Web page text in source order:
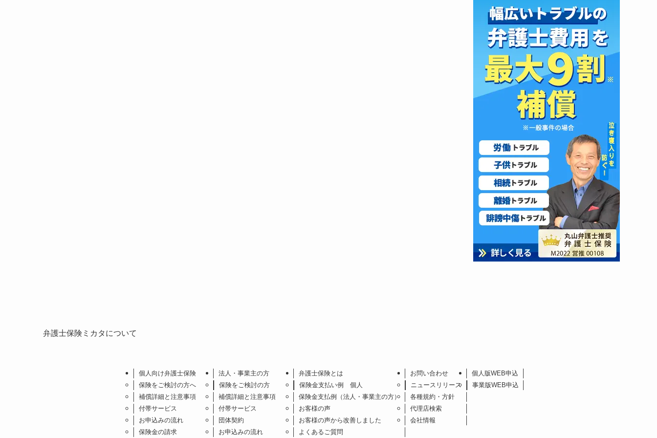
弁護士保険ミカタについて
個人向け弁護士保険
保険をご検討の方へ
補償詳細と注意事項
付帯サービス
お申込みの流れ
保険金の請求
法人・事業主の方
保険をご検討の方
補償詳細と注意事項
付帯サービス
団体契約
お申込みの流れ
弁護士保険とは
保険金支払い例 個人
保険金支払例（法人・事業主の方）
お客様の声
お客様の声から改善しました
よくあるご質問
お問い合わせ
ニュースリリース
各種規約・方針
代理店検索
会社情報
個人版WEB申込
事業版WEB申込